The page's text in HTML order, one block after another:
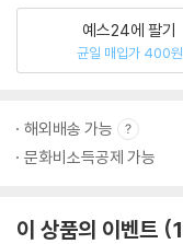
예스24에 팔기
균일 매입가 400원
해외배송 가능
문화비소득공제 가능
이 상품의 이벤트 1